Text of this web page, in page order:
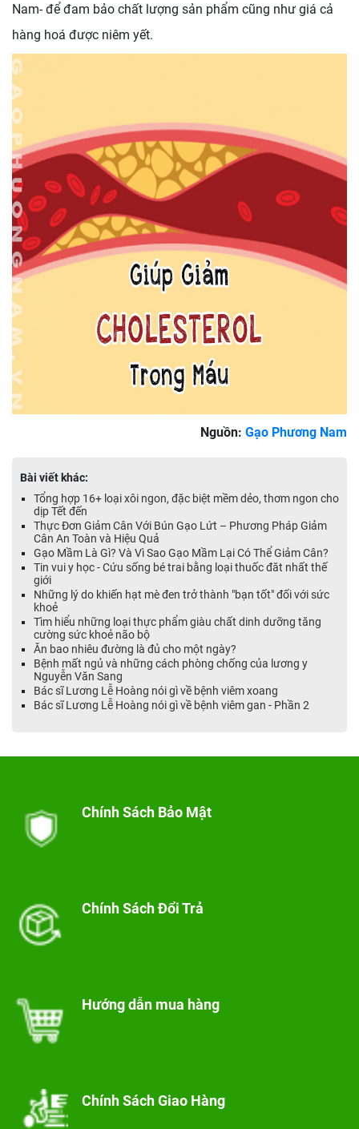
Nam- để đam bảo chất lượng sản phẩm cũng như giá cả
hàng hoá được niêm yết.
Nguồn: Gạo Phương Nam
Bài viết khác:
Tổng hợp 16+ loại xôi ngon, đặc biệt mềm dẻo, thơm ngon cho
dịp Tết đến
Thực Đơn Giảm Cân Với Bún Gạo Lứt – Phương Pháp Giảm
Cân An Toàn và Hiệu Quả
Gạo Mầm Là Gì? Và Vì Sao Gạo Mầm Lại Có Thể Giảm Cân?
Tin vui y học - Cứu sống bé trai bằng loại thuốc đăt nhất thế
giới
Những lý do khiến hạt mè đen trở thành "bạn tốt" đối với sức
khoẻ
Tìm hiểu những loại thực phẩm giàu chất dinh dưỡng tăng
cường sức khoẻ não bộ
Ăn bao nhiêu đường là đủ cho một ngày?
Bệnh mất ngủ và những cách phòng chống của lương y
Nguyễn Văn Sang
Bác sĩ Lương Lễ Hoàng nói gì về bệnh viêm xoang
Bác sĩ Lương Lễ Hoàng nói gì về bệnh viêm gan - Phần 2
Chính Sách Bảo Mật
Chính Sách Đổi Trả
Hướng dẫn mua hàng
Chính Sách Giao Hàng